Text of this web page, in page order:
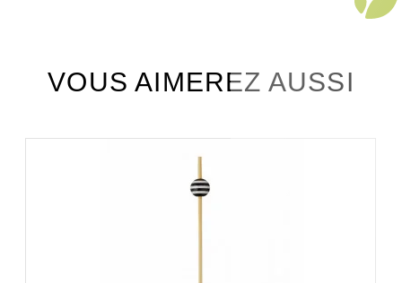
VOUS AIMEREZ AUSSI